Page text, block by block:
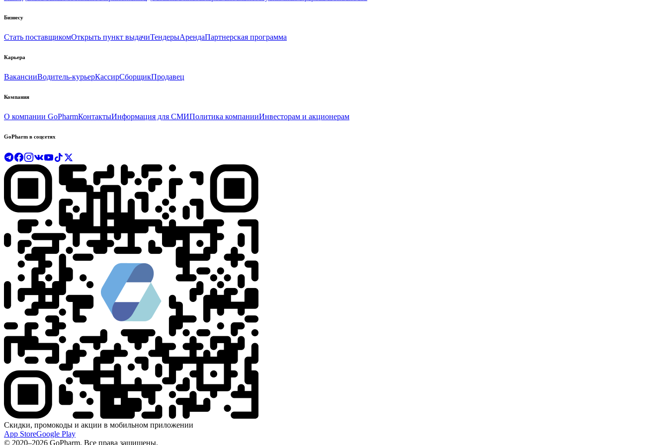
Бизнесу
Стать поставщикомОткрыть пункт выдачиТендерыАрендаПартнерская программа
Карьера
ВакансииВодитель-курьерКассирСборщикПродавец
Компания
О компании GoPharmКонтактыИнформация для СМИПолитика компанииИнвесторам и акционерам
GoPharm в соцсетях
Скидки, промокоды и акции в мобильном приложении
App StoreGoogle Play
© 2020–2026 GoPharm. Все права защищены.